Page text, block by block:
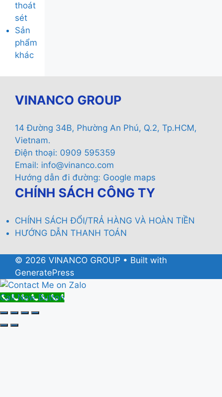
thoát
sét
Sản
phẩm
khác
VINANCO GROUP
14 Đường 34B, Phường An Phú, Q.2, Tp.HCM,
Vietnam.
Điện thoại: 0909 595359
Email: info@vinanco.com
Hướng dẫn đi đường: Google maps
CHÍNH SÁCH CÔNG TY
CHÍNH SÁCH ĐỔI/TRẢ HÀNG VÀ HOÀN TIỀN
HƯỚNG DẪN THANH TOÁN
© 2026 VINANCO GROUP • Built with
GeneratePress
Call Now Button